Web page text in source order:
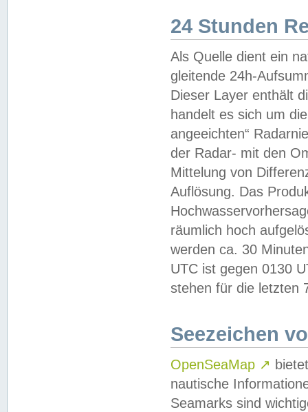
24 Stunden
Als Quelle dient ein
gleitende 24h-
Dieser Layer enthält
handelt es sich um
angeeichten“
der Radar- mit den
Mittelung von
Auflösung. Das
räumlich hoch
werden ca. 30
UTC ist gegen 0130
stehen für die letzten
Seezeichen
OpenSeaMap ↗
nautische
Seamarks sind